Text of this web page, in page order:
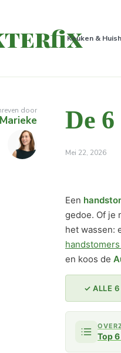
Keuken &
door
Marieke De
Mei 22, 2026
Een
gedoe. Of je
het wassen:
en koos de
✓ ALLE 6
Top